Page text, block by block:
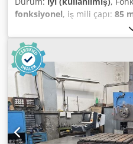
fonksiyonel, iş mili çapı: 85
Tezgahı X ekseni hareket
MORSE 5 İş mili çıkışı (W):
üzerindeki hareket mesafesi
kelepçeleme yüzeyi: 900 x
Ana elektrik motoru gücü:
mil başlığı ve destek